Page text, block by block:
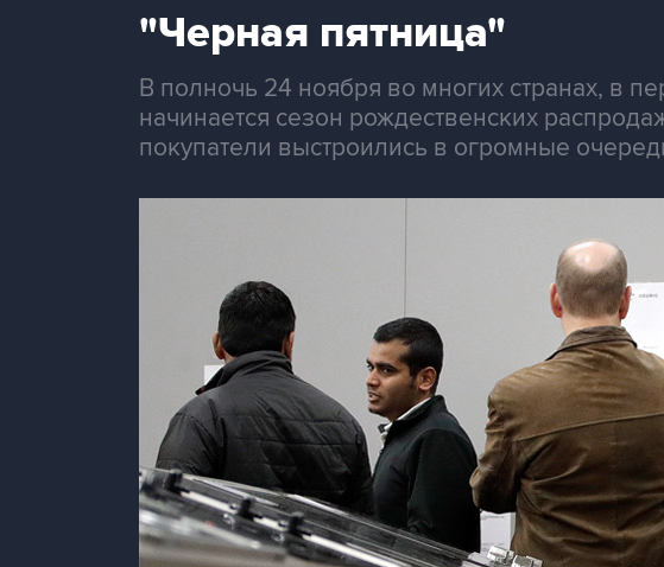
"Черная пятница"
В полночь 24 ноября во многих странах, в
начинается сезон рождественских
покупатели выстроились в огромные